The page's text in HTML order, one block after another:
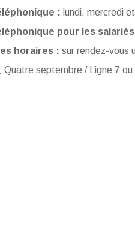
: lundi, mercredi
pour les salariés
horaires : sur rendez-vous
Quatre septembre / Ligne 7